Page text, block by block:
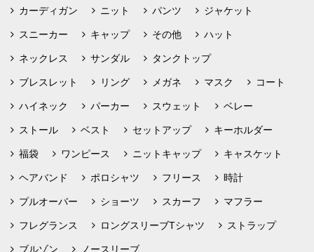
カーディガン ニット パンツ ジャケット
スニーカー キャップ その他 ハット
ネックレス サンダル タンクトップ
ブレスレット リング メガネ マスク コート
ハイネック パーカー スウェット ベレー
ストール ベスト セットアップ キーホルダー
福袋 ワンピース ニットキャップ キャスケット
ヘアバンド ポロシャツ フリース 時計
プルオーバー ショーツ スカーフ マフラー
フレグランス ロングスリーブTシャツ ストラップ
ブルゾン ノースリーブ